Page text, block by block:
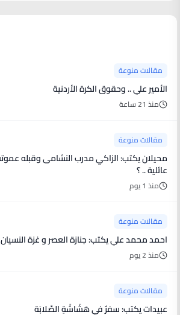
مقالات منوعة
الأمير علي .. وحقوق الكرة الأردنية
منذ 21 ساعة
مقالات منوعة
عائلية .. ؟
منذ 1 يوم
مقالات منوعة
احمد محمد علي يكتب: جنازة العصر و غزة النسيان
منذ 2 يوم
مقالات منوعة
عبيدات يكتب: سفرٌ في هَشَاشَةِ الصَّلابَة